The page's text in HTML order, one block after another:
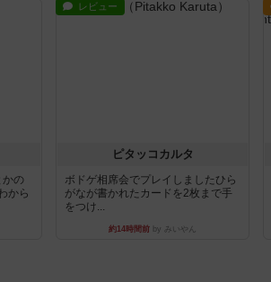
かの
から
レビュー
ピタッコカルタ
ボドゲ相席会でプレイしましたひら
がなが書かれたカードを2枚まで手
をつけ...
約14時間前 by みいやん